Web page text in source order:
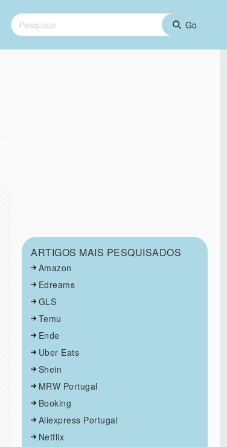
ARTIGOS MAIS PESQUISADOS
Amazon
Edreams
GLS
Temu
Ende
Uber Eats
Shein
MRW Portugal
Booking
Aliexpress Portugal
Netflix